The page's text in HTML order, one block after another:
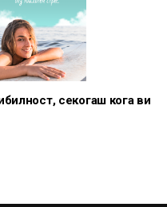
секогаш кога ви